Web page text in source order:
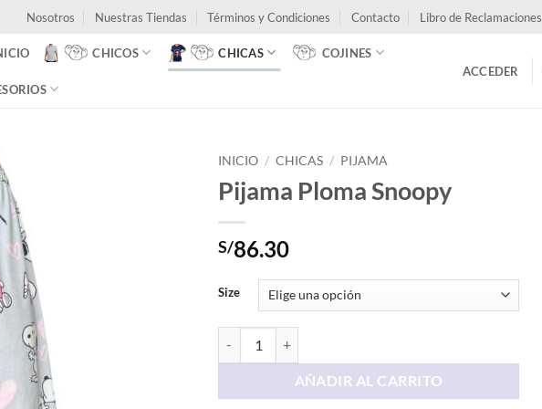
Nosotros Nuestras Tiendas Términos y Condiciones Contacto Libro de Reclamaciones
CHICOS CHICAS COJINES
ACCEDER
INICIO / CHICAS / PIJAMA
Pijama Ploma Snoopy
S/86.30
Size
AÑADIR AL CARRITO